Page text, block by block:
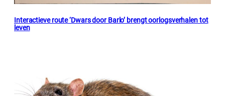
Interactieve route ‘Dwars door Barlo’ brengt oorlogsverhalen tot
leven